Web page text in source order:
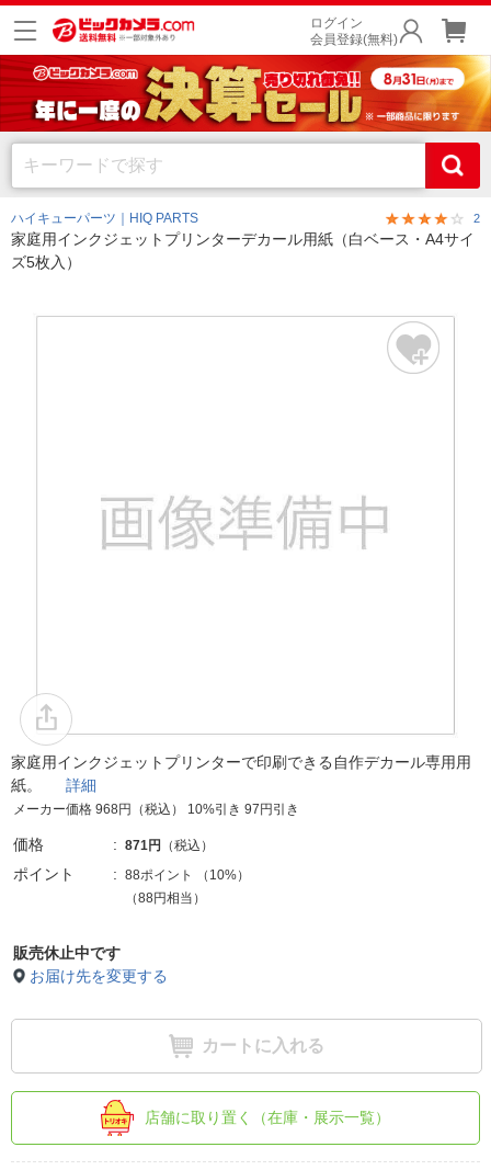
ログイン
会員登録(無料)
ハイキューパーツ｜HIQ PARTS 2
家庭用インクジェットプリンターデカール用紙（白ベース・A4サイ
ズ5枚入）
家庭用インクジェットプリンターで印刷できる自作デカール専用用
紙。 詳細
メーカー価格 968円（税込） 10%引き 97円引き
価格 871円 （税込）
ポイント 88ポイント （ 10%）
（88円相当）
販売休止中です
お届け先を変更する
カートに入れる
店舗に取り置く（在庫・展示一覧）